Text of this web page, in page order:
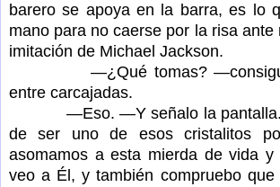
barero se apoya en la barra, es lo
mano para no caerse por la risa ante
imitación de Michael Jackson.
—¿Qué tomas? —consigue
entre carcajadas.
—Eso. —Y señalo la pantalla.
de ser uno de esos cristalitos
asomamos a esta mierda de vida y
veo a Él, y también compruebo